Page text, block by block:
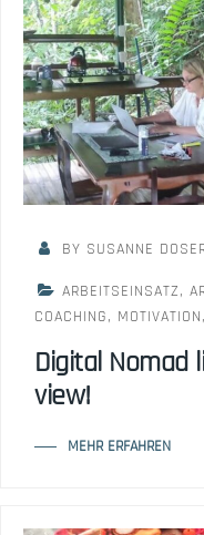
BY SUSANNE
ARBEITSEINSATZ,
COACHING, MOTIVATION,
Digital Nomad
view!
MEHR ERFAHREN